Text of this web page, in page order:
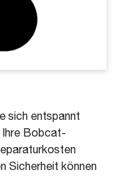
sich entspannt
Ihre Bobcat-
Sicherheit können